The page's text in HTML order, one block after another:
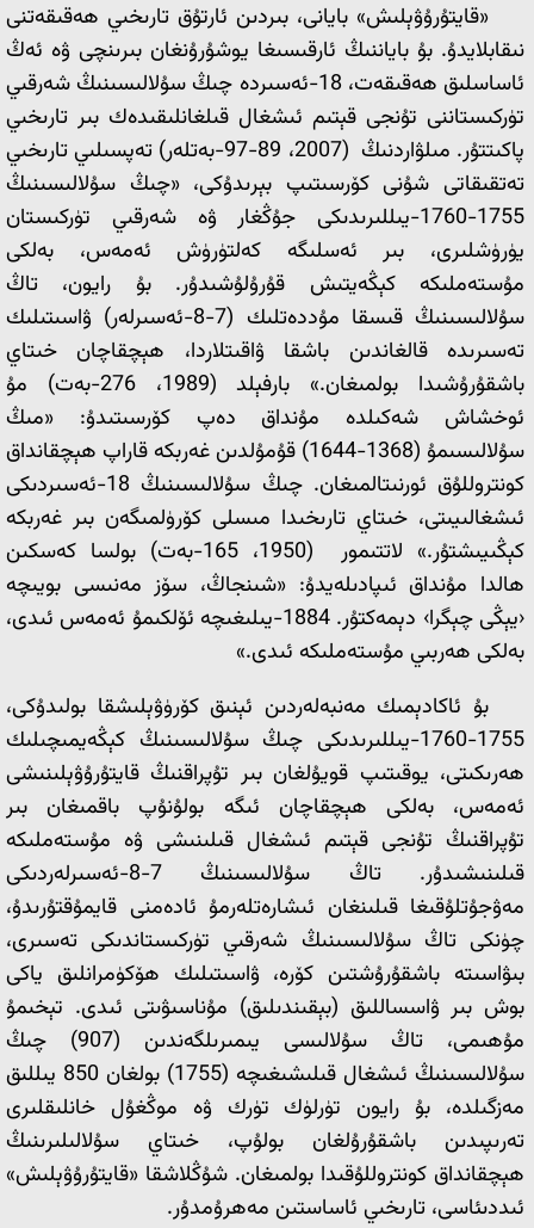
«قايتۇرۇۋېلىش» بايانى، بىردىن ئارتۇق تارىخىي ھەقىقەتنى
نىقابلايدۇ. بۇ باياننىڭ ئارقىسىغا يوشۇرۇنغان بىرىنچى ۋە ئەڭ
ئاساسلىق ھەقىقەت، 18-ئەسىردە چىڭ سۇلالىسىنىڭ شەرقىي
تۈركىستاننى تۇنجى قېتىم ئىشغال قىلغانلىقىدەك بىر تارىخىي
پاكىتتۇر. مىلۋاردنىڭ (2007، 89-97-بەتلەر) تەپسىلىي تارىخىي
تەتقىقاتى شۇنى كۆرسىتىپ بېرىدۇكى، «چىڭ سۇلالىسىنىڭ
1755-1760-يىللىرىدىكى جۇڭغار ۋە شەرقىي تۈركىستان
يۈرۈشلىرى، بىر ئەسلىگە كەلتۈرۈش ئەمەس، بەلكى
مۇستەملىكە كېڭەيتىش قۇرۇلۇشىدۇر. بۇ رايون، تاڭ
سۇلالىسىنىڭ قىسقا مۇددەتلىك (7-8-ئەسىرلەر) ۋاسىتىلىك
تەسىرىدە قالغاندىن باشقا ۋاقىتلاردا، ھېچقاچان خىتاي
باشقۇرۇشىدا بولمىغان.» بارفېلد (1989، 276-بەت) مۇ
ئوخشاش شەكىلدە مۇنداق دەپ كۆرسىتىدۇ: «مىڭ
سۇلالىسىمۇ (1368-1644) قۇمۇلدىن غەربكە قاراپ ھېچقانداق
كونتروللۇق ئورنىتالمىغان. چىڭ سۇلالىسىنىڭ 18-ئەسىردىكى
ئىشغالىيىتى، خىتاي تارىخىدا مىسلى كۆرۈلمىگەن بىر غەربكە
كېڭىيىشتۇر.» لاتتىمور (1950، 165-بەت) بولسا كەسكىن
ھالدا مۇنداق ئىپادىلەيدۇ: «شىنجاڭ، سۆز مەنىسى بويىچە
‹يېڭى چېگرا› دېمەكتۇر. 1884-يىلىغىچە ئۆلكىمۇ ئەمەس ئىدى،
بەلكى ھەربىي مۇستەملىكە ئىدى.»
بۇ ئاكادېمىك مەنبەلەردىن ئېنىق كۆرۈۋېلىشقا بولىدۇكى،
1755-1760-يىللىرىدىكى چىڭ سۇلالىسىنىڭ كېڭەيمىچىلىك
ھەرىكىتى، يوقىتىپ قويۇلغان بىر تۇپراقنىڭ قايتۇرۇۋېلىنىشى
ئەمەس، بەلكى ھېچقاچان ئىگە بولۇنۇپ باقمىغان بىر
تۇپراقنىڭ تۇنجى قېتىم ئىشغال قىلىنىشى ۋە مۇستەملىكە
قىلىنىشىدۇر. تاڭ سۇلالىسىنىڭ 7-8-ئەسىرلەردىكى
مەۋجۇتلۇقىغا قىلىنغان ئىشارەتلەرمۇ ئادەمنى قايمۇقتۇرىدۇ،
چۈنكى تاڭ سۇلالىسىنىڭ شەرقىي تۈركىستاندىكى تەسىرى،
بىۋاسىتە باشقۇرۇشتىن كۆرە، ۋاسىتىلىك ھۆكۈمرانلىق ياكى
بوش بىر ۋاسساللىق (بېقىندىلىق) مۇناسىۋىتى ئىدى. تېخىمۇ
مۇھىمى، تاڭ سۇلالىسى يىمىرىلگەندىن (907) چىڭ
سۇلالىسىنىڭ ئىشغال قىلىشىغىچە (1755) بولغان 850 يىللىق
مەزگىلدە، بۇ رايون تۈرلۈك تۈرك ۋە موڭغۇل خانلىقلىرى
تەرىپىدىن باشقۇرۇلغان بولۇپ، خىتاي سۇلالىلىرىنىڭ
ھېچقانداق كونتروللۇقىدا بولمىغان. شۇڭلاشقا «قايتۇرۇۋېلىش»
ئىددىئاسى، تارىخىي ئاساستىن مەھرۇمدۇر.